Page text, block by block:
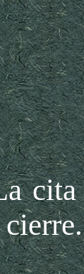
el